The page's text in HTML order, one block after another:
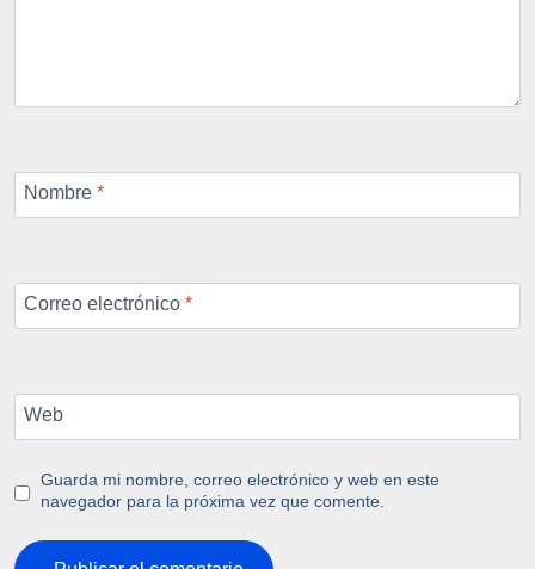
Nombre *
Correo electrónico *
Web
Guarda mi nombre, correo electrónico y web en este
navegador para la próxima vez que comente.